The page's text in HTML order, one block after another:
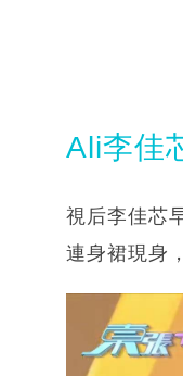
Ali李佳
視后李佳芯
連身裙現身